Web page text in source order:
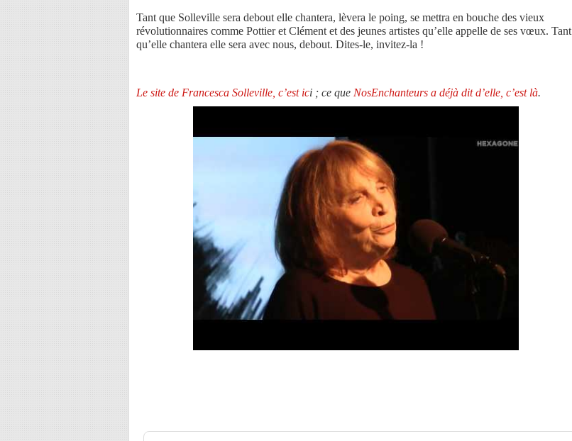
Tant que Solleville sera debout elle chantera, lèvera le poing, se mettra en bouche des vieux
révolutionnaires comme Pottier et Clément et des jeunes artistes qu’elle appelle de ses vœux. Tant
qu’elle chantera elle sera avec nous, debout. Dites-le, invitez-la !
Le site de Francesca Solleville, c’est ici ; ce que NosEnchanteurs a déjà dit d’elle, c’est là.